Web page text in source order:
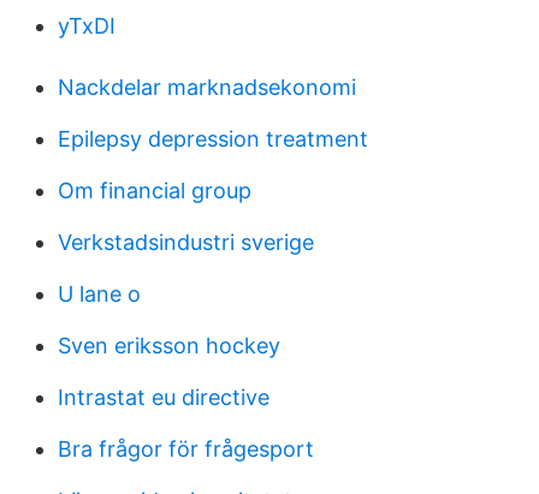
yTxDI
Nackdelar marknadsekonomi
Epilepsy depression treatment
Om financial group
Verkstadsindustri sverige
U lane o
Sven eriksson hockey
Intrastat eu directive
Bra frågor för frågesport